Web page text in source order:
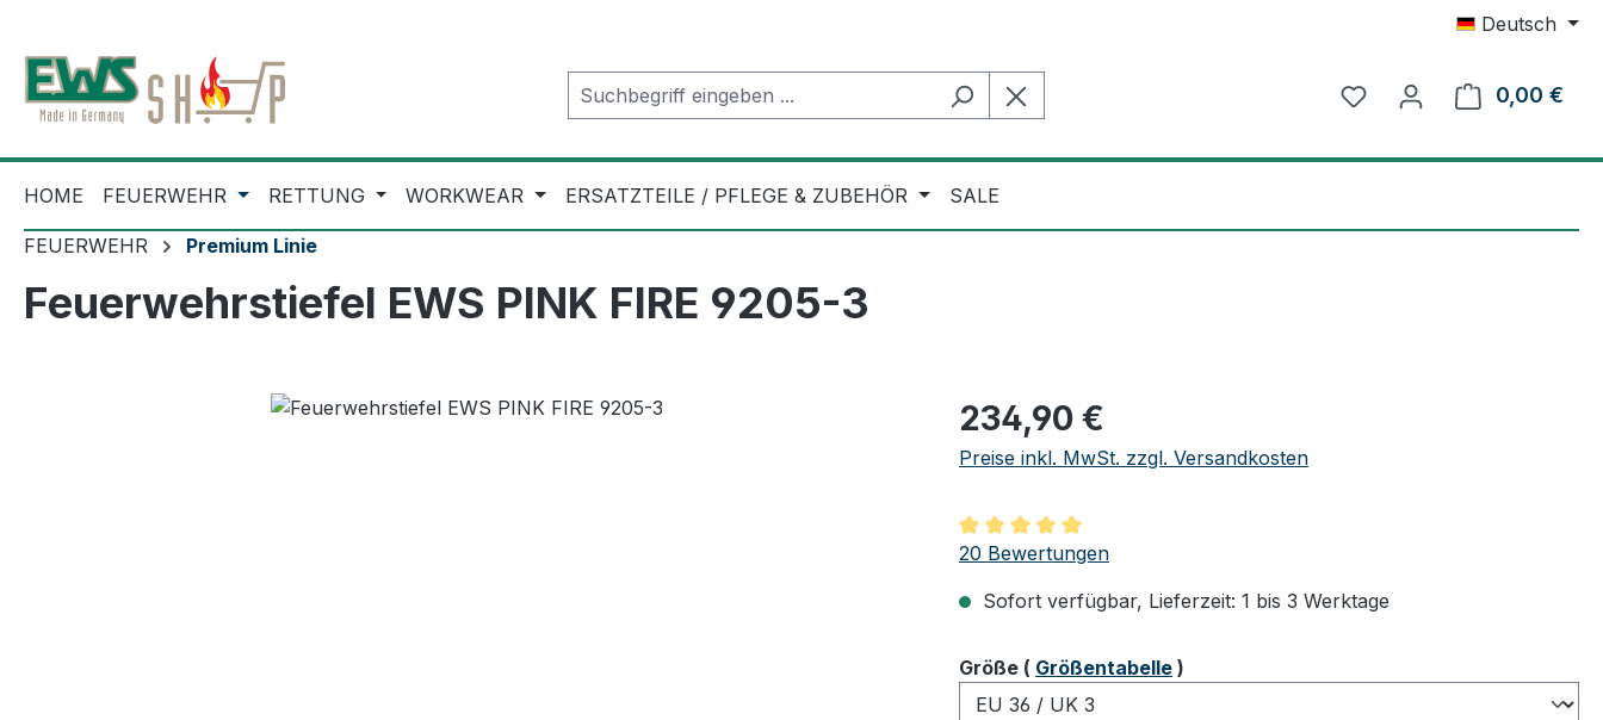
Deutsch
0,00 €
HOME FEUERWEHR RETTUNG WORKWEAR ERSATZTEILE / PFLEGE & ZUBEHÖR SALE
FEUERWEHR Premium Linie
Feuerwehrstiefel EWS PINK FIRE 9205-3
Regulärer Preis:
234,90 €
Preise inkl. MwSt. zzgl. Versandkosten
Durchschnittliche Bewertung von 5 von 5 Sternen
20 Bewertungen
Sofort verfügbar, Lieferzeit: 1 bis 3 Werktage
Größeauswählen
( Größentabelle )